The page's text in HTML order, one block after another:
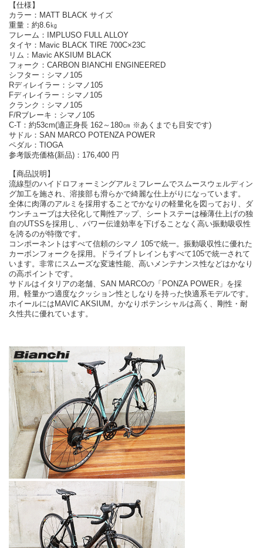
【仕様】
カラー：MATT BLACK サイズ
重量：約8.6㎏
フレーム：IMPLUSO FULL ALLOY
タイヤ：Mavic BLACK TIRE 700C×23C
リム：Mavic AKSIUM BLACK
フォーク：CARBON BIANCHI ENGINEERED
シフター：シマノ105
Rディレイラー：シマノ105
Fディレイラー：シマノ105
クランク：シマノ105
F/Rブレーキ：シマノ105
C-T：約53cm(適正身長 162～180㎝ ※あくまでも目安です)
サドル：SAN MARCO POTENZA POWER
ペダル：TIOGA
参考販売価格(新品)：176,400 円
【商品説明】
流線型のハイドロフォーミングアルミフレームでスムースウェルディン
グ加工を施され、溶接部も滑らかで綺麗な仕上がりになっています。
全体に肉薄のアルミを採用することでかなりの軽量化を図っており、ダ
ウンチューブは大径化して剛性アップ、シートステーは極薄仕上げの独
自のUTSSを採用し、パワー伝達効率を下げることなく高い振動吸収性
を誇るのが特徴です。
コンポーネントはすべて信頼のシマノ 105で統一。振動吸収性に優れた
カーボンフォークを採用。ドライブトレインもすべて105で統一されて
います。非常にスムーズな変速性能、高いメンテナンス性などはかなり
の高ポイントです。
サドルはイタリアの老舗、SAN MARCOの「PONZA POWER」を採
用。軽量かつ適度なクッション性としなりを持った快適系モデルです。
ホイールにはMAVIC AKSIUM。かなりポテンシャルは高く、剛性・耐
久性共に優れています。